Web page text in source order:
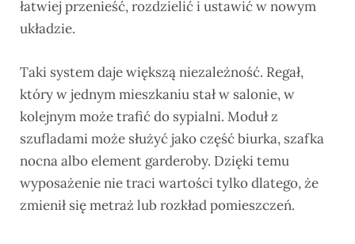
łatwiej przenieść, rozdzielić i ustawić w nowym
układzie.
Taki system daje większą niezależność. Regał,
który w jednym mieszkaniu stał w salonie, w
kolejnym może trafić do sypialni. Moduł z
szufladami może służyć jako część biurka, szafka
nocna albo element garderoby. Dzięki temu
wyposażenie nie traci wartości tylko dlatego, że
zmienił się metraż lub rozkład pomieszczeń.